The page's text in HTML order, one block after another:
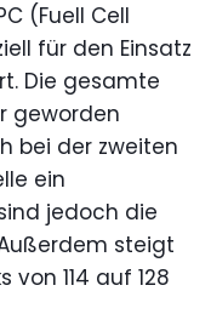
(Fuell Cell
für den Einsatz
Die gesamte
geworden
bei der zweiten
ein
jedoch die
steigt
114 auf 128